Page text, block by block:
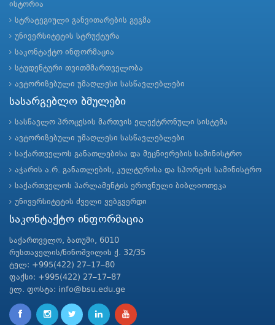
ისტორია
სტრატეგიული განვითარების გეგმა
უნივერსიტეტის სტრუქტურა
საკონტაქტო ინფორმაცია
სტუდენტური თვითმმართველობა
ავტორიზებული უმაღლესი სასწავლებლები
სასარგებლო ბმულები
სასწავლო პროცესის მართვის ელექტრონული სისტემა
ავტორიზებული უმაღლესი სასწავლებლები
საქართველოს განათლებისა და მეცნიერების სამინისტრო
აჭარის ა.რ. განათლების, კულტურისა და სპორტის სამინისტრო
საქართველოს პარლამენტის ეროვნული ბიბლიოთეკა
უნივერსიტეტის ძველი ვებგვერდი
საკონტაქტო ინფორმაცია
საქართველო, ბათუმი, 6010
რუსთაველის/ნინოშვილის ქ. 32/35
ტელ: +995(422) 27–17–80
ფაქსი: +995(422) 27–17–87
ელ. ფოსტა: info@bsu.edu.ge